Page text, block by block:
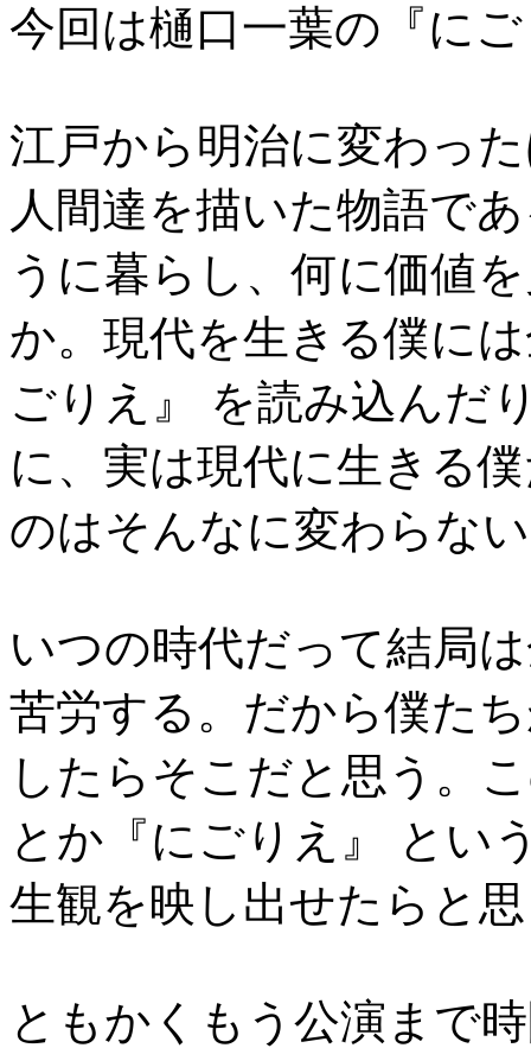
今回は樋口一葉の『に
江戸から明治に変わっ
人間達を描いた物語で
うに暮らし、何に価値
か。現代を生きる僕に
ごりえ』 を読み込んだ
に、実は現代に生きる
のはそんなに変わらな
いつの時代だって結局
苦労する。だから僕た
したらそこだと思う。
とか『にごりえ』 とい
生観を映し出せたらと
ともかくもう公演まで